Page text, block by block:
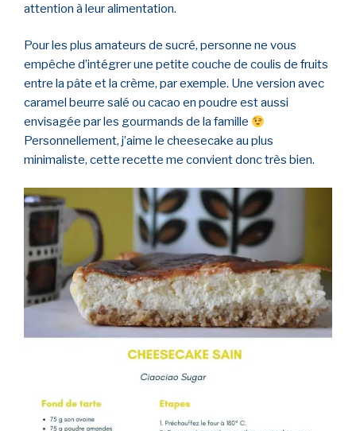
attention à leur alimentation.
Pour les plus amateurs de sucré, personne ne vous
empêche d’intégrer une petite couche de coulis de fruits
entre la pâte et la crème, par exemple. Une version avec
caramel beurre salé ou cacao en poudre est aussi
envisagée par les gourmands de la famille
Personnellement, j’aime le cheesecake au plus
minimaliste, cette recette me convient donc très bien.